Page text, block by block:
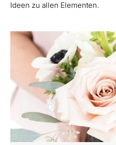
Ideen zu allen Elementen.